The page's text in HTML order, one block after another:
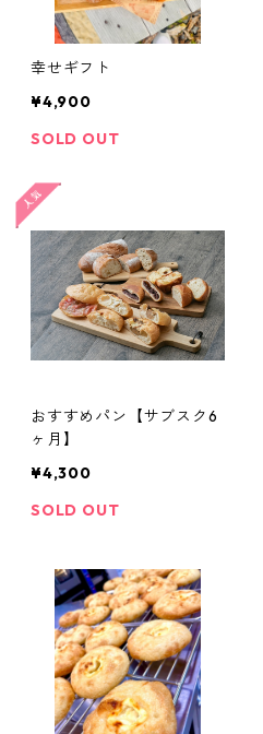
幸せギフト
¥4,900
SOLD OUT
おすすめパン【サブスク6
ヶ月】
¥4,300
SOLD OUT